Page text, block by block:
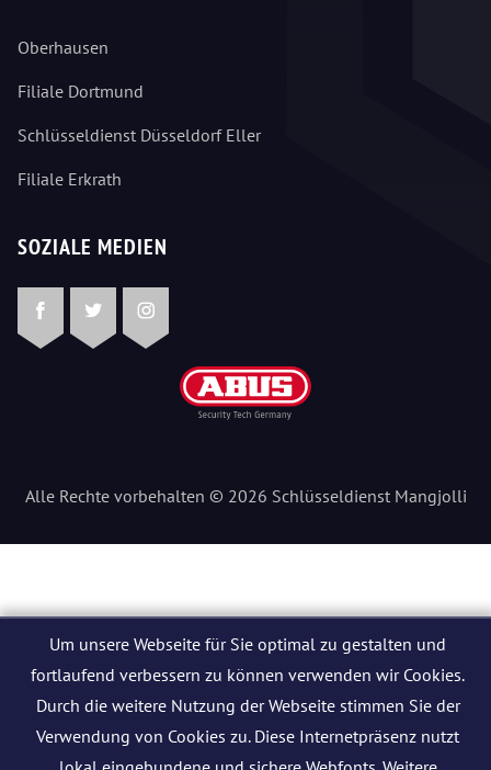
Oberhausen
Filiale Dortmund
Schlüsseldienst Düsseldorf Eller
Filiale Erkrath
SOZIALE MEDIEN
FacebookTwitterInstagram
Alle Rechte vorbehalten © 2026 Schlüsseldienst Mangjolli
Um unsere Webseite für Sie optimal zu gestalten und
fortlaufend verbessern zu können verwenden wir Cookies.
Durch die weitere Nutzung der Webseite stimmen Sie der
Verwendung von Cookies zu. Diese Internetpräsenz nutzt